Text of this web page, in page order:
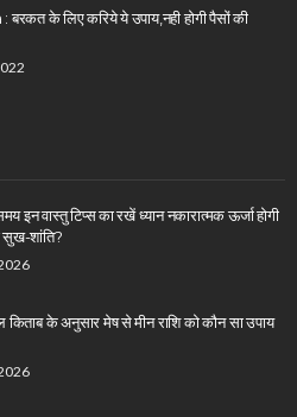
के लिए करिये ये उपाय,नही होगी पैसों की
इन वास्तु टिप्स का रखें ध्यान नकारात्मक ऊर्जा होगी
सुख-शांति?
के अनुसार मेष से मीन राशि को कौन सा उपाय